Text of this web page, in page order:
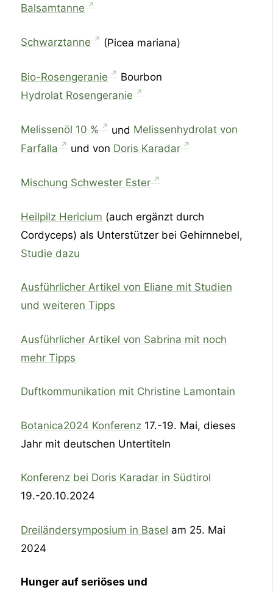
Balsamtanne
Schwarztanne (Picea mariana)
Bio-Rosengeranie
Bourbon
Hydrolat Rosengeranie
Melissenöl 10 % und Melissenhydrolat von
Farfalla
und von Doris Karadar
Mischung Schwester Ester
Heilpilz Hericium (auch ergänzt durch
Cordyceps) als Unterstützer bei Gehirnnebel,
Studie dazu
Ausführlicher Artikel von Eliane mit Studien
und weiteren Tipps
Ausführlicher Artikel von Sabrina mit noch
mehr Tipps
Duftkommunikation mit Christine Lamontain
Botanica2024 Konferenz 17.-19. Mai, dieses
Jahr mit deutschen Untertiteln
Konferenz bei Doris Karadar in Südtirol
19.-20.10.2024
Dreiländersymposium in Basel am 25. Mai
2024
Hunger auf seriöses und